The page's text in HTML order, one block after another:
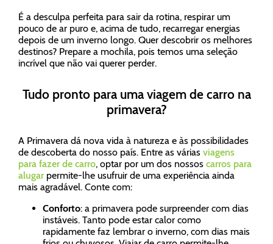
É a desculpa perfeita para sair da rotina, respirar um
pouco de ar puro e, acima de tudo, recarregar energias
depois de um inverno longo. Quer descobrir os melhores
destinos? Prepare a mochila, pois temos uma seleção
incrível que não vai querer perder.
Tudo pronto para uma viagem de carro na
primavera?
A Primavera dá nova vida à natureza e às possibilidades
de descoberta do nosso país. Entre as várias viagens
para fazer de carro, optar por um dos nossos carros para
alugar permite-lhe usufruir de uma experiência ainda
mais agradável. Conte com:
Conforto: a primavera pode surpreender com dias
instáveis. Tanto pode estar calor como
rapidamente faz lembrar o inverno, com dias mais